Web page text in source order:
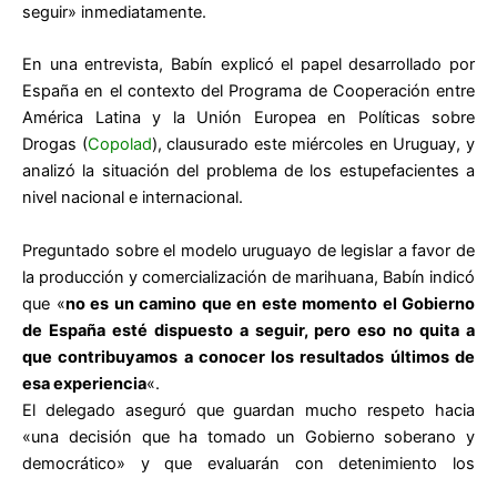
seguir» inmediatamente.
En una entrevista, Babín explicó el papel desarrollado por
España en el contexto del Programa de Cooperación entre
América Latina y la Unión Europea en Políticas sobre
Drogas (Copolad), clausurado este miércoles en Uruguay, y
analizó la situación del problema de los estupefacientes a
nivel nacional e internacional.
Preguntado sobre el modelo uruguayo de legislar a favor de
la producción y comercialización de marihuana, Babín indicó
que «no es un camino que en este momento el Gobierno
de España esté dispuesto a seguir, pero eso no quita a
que contribuyamos a conocer los resultados últimos de
esa experiencia«.
El delegado aseguró que guardan mucho respeto hacia
«una decisión que ha tomado un Gobierno soberano y
democrático» y que evaluarán con detenimiento los